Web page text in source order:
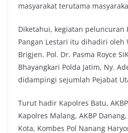
masyarakat terutama
Diketahui, kegiatan peluncuran
Pangan Lestari itu dihadiri oleh
Brigjen. Pol. Dr. Pasma Royce
Bhayangkari Polda Jatim, Ny.
didampingi sejumlah Pejabat
Turut hadir Kapolres Batu,
Kapolres Malang, AKBP
Kota, Kombes Pol Nanang